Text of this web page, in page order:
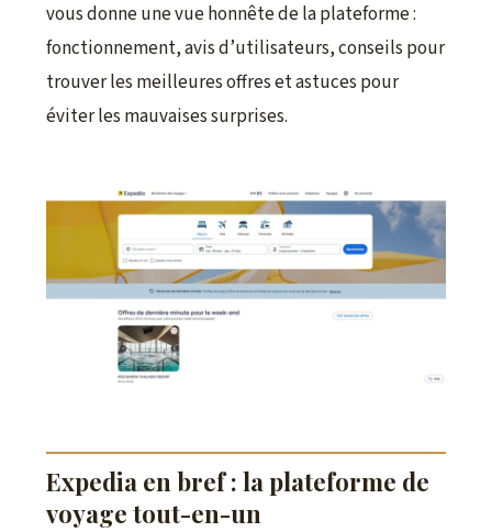
vous donne une vue honnête de la plateforme :
fonctionnement, avis d’utilisateurs, conseils pour
trouver les meilleures offres et astuces pour
éviter les mauvaises surprises.
Expedia en bref : la plateforme de
voyage tout-en-un